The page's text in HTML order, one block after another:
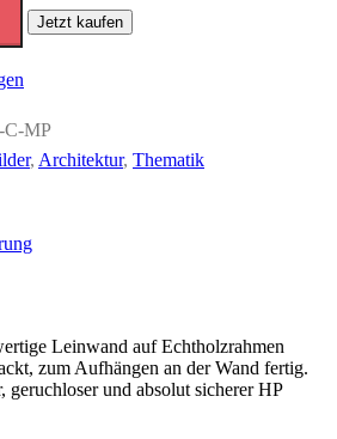
Jetzt kaufen
C-MP
, Architektur, Thematik
Leinwand auf Echtholzrahmen
zum Aufhängen an der Wand fertig.
und absolut sicherer HP